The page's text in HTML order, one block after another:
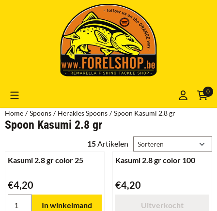
Cookievoorkeuren zijn momenteel gesloten.
0
Home / Spoons / Herakles Spoons / Spoon Kasumi 2.8 gr
Spoon Kasumi 2.8 gr
15Artikelen Sorteermethode
Kasumi 2.8 gr color 25
Prijs: 4,20
€4,20
In winkelmand
Kasumi 2.8 gr color 100
Prijs: 4,20
€4,20
Uitverkocht